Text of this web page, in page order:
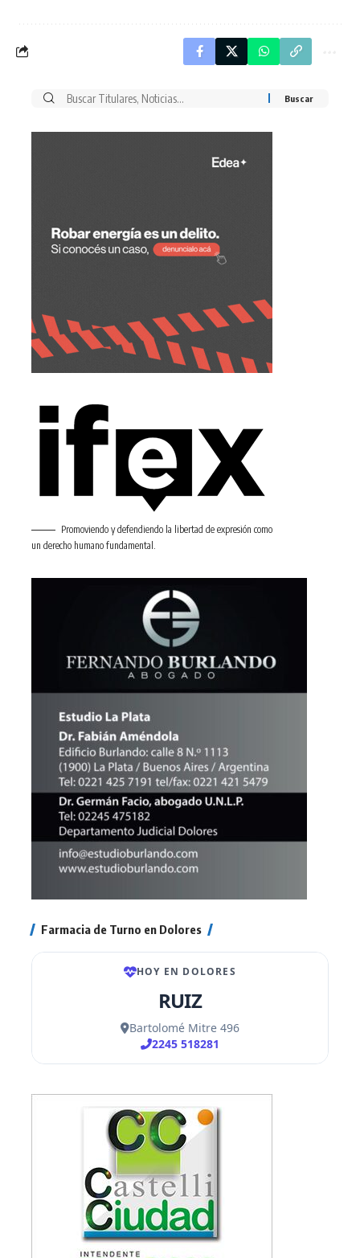
Buscar
Promoviendo y defendiendo la libertad de expresión como
un derecho humano fundamental.
Farmacia de Turno en Dolores